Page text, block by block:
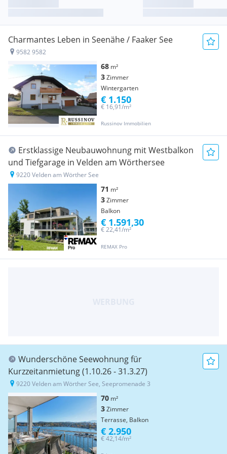
Charmantes Leben in Seenähe / Faaker See
9582 9582
68 m²
3Zimmer
Wintergarten
Russinov Immobilien
€ 16,91/m²
€ 1.150
Erstklassige Neubauwohnung mit Westbalkon
und Tiefgarage in Velden am Wörthersee
9220 Velden am Wörther See
71 m²
3Zimmer
Balkon
REMAX Pro
€ 22,41/m²
€ 1.591,30
Wunderschöne Seewohnung für
Kurzzeitanmietung (1.10.26 - 31.3.27)
9220 Velden am Wörther See, Seepromenade 3
70 m²
3Zimmer
Terrasse, Balkon
€ 42,14/m²
€ 2.950